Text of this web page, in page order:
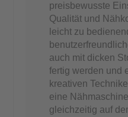
preisbewusste
Qualität und
leicht zu
auch mit dicken
fertig werden und
kreativen
eine
gleichzeitig auf